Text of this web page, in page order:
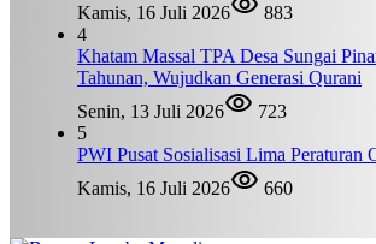
Kamis, 16 Juli 2026
883
4
Khatam Massal TPA Desa Sungai
Tahunan, Wujudkan Generasi Qurani
Senin, 13 Juli 2026
723
5
PWI Pusat Sosialisasi Lima Peraturan
Kamis, 16 Juli 2026
660